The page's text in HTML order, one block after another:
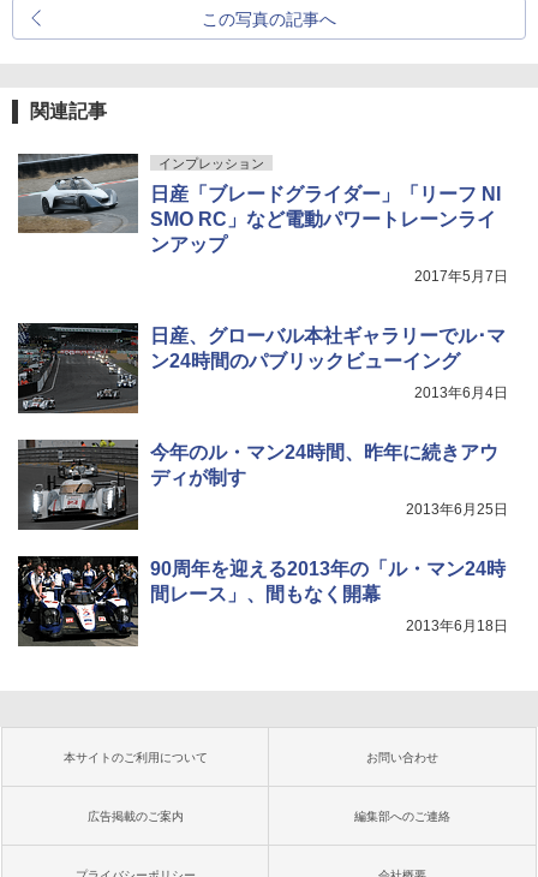
この写真の記事へ
関連記事
インプレッション
日産「ブレードグライダー」「リーフ NI
SMO RC」など電動パワートレーンライ
ンアップ
2017年5月7日
日産、グローバル本社ギャラリーでル･マ
ン24時間のパブリックビューイング
2013年6月4日
今年のル・マン24時間、昨年に続きアウ
ディが制す
2013年6月25日
90周年を迎える2013年の「ル・マン24時
間レース」、間もなく開幕
2013年6月18日
本サイトのご利用について お問い合わせ
広告掲載のご案内 編集部へのご連絡